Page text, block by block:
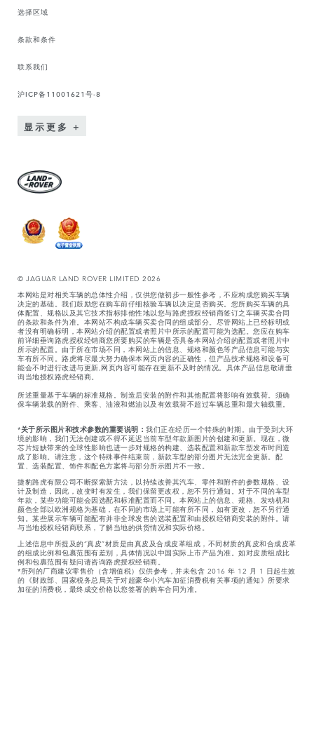
选择区域
条款和条件
联系我们
沪ICP备11001621号-8
显示更多
© JAGUAR LAND ROVER LIMITED 2026
本网站是对相关车辆的总体性介绍，仅供您做初步一般性参考，不应构成您购买车辆
决定的基础。我们鼓励您在购车前仔细核验车辆以决定是否购买。您所购买车辆的具
体配置、规格以及其它技术指标排他性地以您与路虎授权经销商签订之车辆买卖合同
的条款和条件为准。本网站不构成车辆买卖合同的组成部分。尽管网站上已经标明或
者没有明确标明，本网站介绍的配置或者照片中所示的配置可能为选配。您应在购车
前详细垂询路虎授权经销商您所要购买的车辆是否具备本网站介绍的配置或者照片中
所示的配置。由于所在市场不同，本网站上的信息、规格和颜色等产品信息可能与实
车有所不同。路虎将尽最大努力确保本网页内容的正确性，但产品技术规格和设备可
能会不时进行改进与更新,网页内容可能存在更新不及时的情况。具体产品信息敬请垂
询当地授权路虎经销商。
所述重量基于车辆的标准规格。制造后安装的附件和其他配置将影响有效载荷。须确
保车辆装载的附件、乘客、油液和燃油以及有效载荷不超过车辆总重和最大轴载重。
*关于所示图片和技术参数的重要说明： 我们正在经历一个特殊的时期。由于受到大环
境的影响，我们无法创建或不得不延迟当前车型年款新图片的创建和更新。现在，微
芯片短缺带来的全球性影响也进一步对规格的构建、选装配置和新款车型发布时间造
成了影响。请注意，这个特殊事件结束前，新款车型的部分图片无法完全更新。配
置、选装配置、饰件和配色方案将与部分所示图片不一致。
捷豹路虎有限公司不断探索新方法，以持续改善其汽车、零件和附件的参数规格、设
计及制造，因此，改变时有发生，我们保留更改权，恕不另行通知。对于不同的车型
年款，某些功能可能会因选配和标准配置而不同。本网站上的信息、规格、发动机和
颜色全部以欧洲规格为基础，在不同的市场上可能有所不同，如有更改，恕不另行通
知。某些展示车辆可能配有并非全球发售的选装配置和由授权经销商安装的附件。请
与当地授权经销商联系，了解当地的供货情况和实际价格。
上述信息中所提及的“真皮”材质是由真皮及合成皮革组成，不同材质的真皮和合成皮革
的组成比例和包裹范围有差别，具体情况以中国实际上市产品为准。如对皮质组成比
例和包裹范围有疑问请咨询路虎授权经销商。
*所列的厂商建议零售价（含增值税）仅供参考，并未包含 2016 年 12 月 1 日起生效
的《财政部、国家税务总局关于对超豪华小汽车加征消费税有关事项的通知》所要求
加征的消费税，最终成交价格以您签署的购车合同为准。